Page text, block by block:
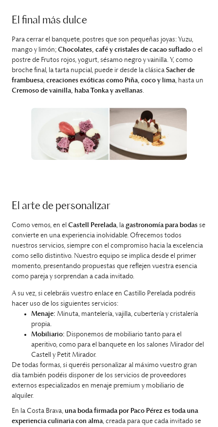
El final más dulce
Para cerrar el banquete, postres que son pequeñas joyas: Yuzu,
mango y limón; Chocolates, café y cristales de cacao suflado o el
postre de Frutos rojos, yogurt, sésamo negro y vainilla. Y, como
broche final, la tarta nupcial, puede ir desde la clásica Sacher de
frambuesa, creaciones exóticas como Piña, coco y lima, hasta un
Cremoso de vainilla, haba Tonka y avellanas.
El arte de personalizar
Como vemos, en el Castell Perelada , la gastronomía para bodas se
convierte en una experiencia inolvidable. Ofrecemos todos
nuestros servicios, siempre con el compromiso hacia la excelencia
como sello distintivo. Nuestro equipo se implica desde el primer
momento, presentando propuestas que reflejen vuestra esencia
como pareja y sorprendan a cada invitado.
A su vez, si celebráis vuestro enlace en Castillo Perelada podréis
hacer uso de los siguientes servicios:
Menaje: Minuta, mantelería, vajilla, cubertería y cristalería
propia.
Mobiliario: Disponemos de mobiliario tanto para el
aperitivo, como para el banquete en los salones Mirador del
Castell y Petit Mirador.
De todas formas, si queréis personalizar al máximo vuestro gran
día también podéis disponer de los servicios de proveedores
externos especializados en menaje premium y mobiliario de
alquiler.
En la Costa Brava, una boda firmada por Paco Pérez es toda una
experiencia culinaria con alma, creada para que cada invitado se